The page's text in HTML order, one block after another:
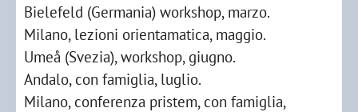
Bielefeld (Germania) workshop, marzo.
Milano, lezioni orientamatica, maggio.
Umeå (Svezia), workshop, giugno.
Andalo, con famiglia, luglio.
Milano, conferenza pristem, con famiglia,